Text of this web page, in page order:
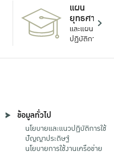
แผน
ยุทธศาสตร์
และแผน
ปฏิบัติการ
ข้อมูลทั่วไป
นโยบายและแนวปฏิบัติการใช้
ปัญญาประดิษฐ์
นโยบายการใช้งานเครือข่าย